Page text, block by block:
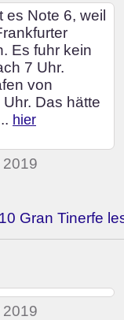
Note 6, weil
Es fuhr kein
7 Uhr.
von
Das hätte
hier
Gran Tinerfe